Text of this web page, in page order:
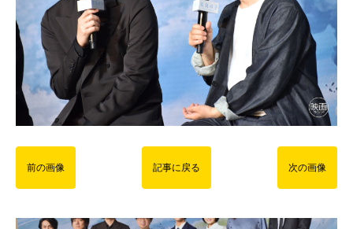
前の画像 記事に戻る 次の画像